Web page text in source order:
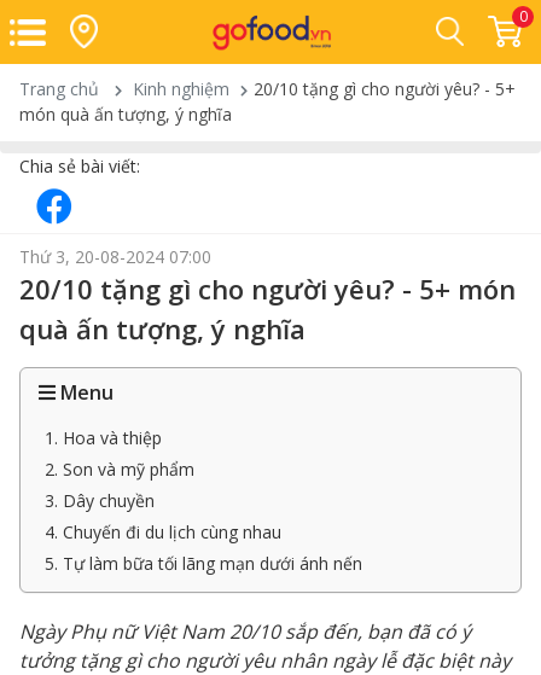
0
Trang chủ Kinh nghiệm
20/10 tặng gì cho người yêu? - 5+
món quà ấn tượng, ý nghĩa
Chia sẻ bài viết:
Thứ 3, 20-08-2024 07:00
20/10 tặng gì cho người yêu? - 5+ món
quà ấn tượng, ý nghĩa
Menu
1. Hoa và thiệp
2. Son và mỹ phẩm
3. Dây chuyền
4. Chuyến đi du lịch cùng nhau
5. Tự làm bữa tối lãng mạn dưới ánh nến
Ngày Phụ nữ Việt Nam 20/10 sắp đến, bạn đã có ý
tưởng tặng gì cho người yêu nhân ngày lễ đặc biệt này